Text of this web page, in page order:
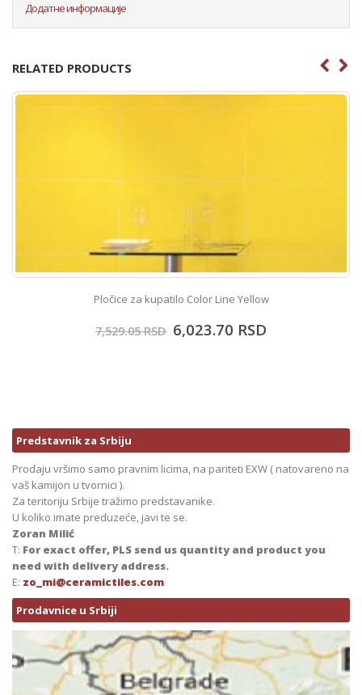
Додатне информације
RELATED PRODUCTS
Pločice za kupatilo Color Line Yellow
7,529.05RSD 6,023.70 RSD
Predstavnik za Srbiju
Prodaju vršimo samo pravnim licima, na pariteti EXW ( natovareno na
vaš kamijon u tvornici ).
Za teritoriju Srbije tražimo predstavanike.
U koliko imate preduzeće, javi te se.
Zoran Milić
T: For exact offer, PLS send us quantity and product you
need with delivery address.
E: zo_mi@ceramictiles.com
Prodavnice u Srbiji